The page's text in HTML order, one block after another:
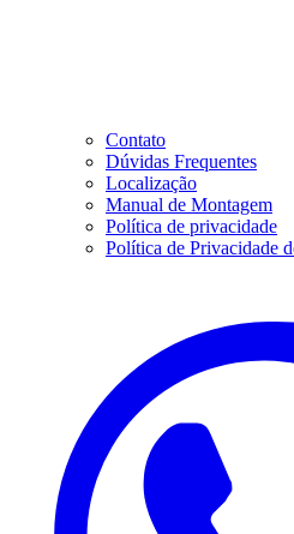
Contato
Dúvidas Frequentes
Localização
Manual de Montagem
Política de privacidade
Política de Privacidade